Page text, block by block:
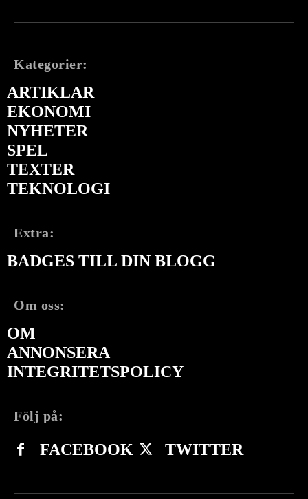
Kategorier:
ARTIKLAR
EKONOMI
NYHETER
SPEL
TEXTER
TEKNOLOGI
Extra:
BADGES TILL DIN BLOGG
Om oss:
OM
ANNONSERA
INTEGRITETSPOLICY
Följ på:
FACEBOOK TWITTER